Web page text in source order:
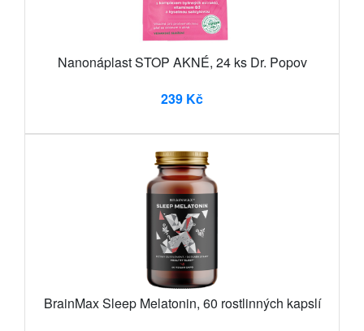
Nanonáplast STOP AKNÉ, 24 ks Dr. Popov
239 Kč
BrainMax Sleep Melatonin, 60 rostlinných kapslí